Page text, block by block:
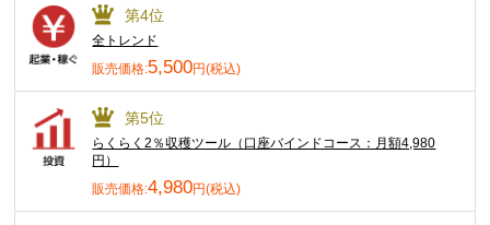
第4位
全トレンド
販売価格:5,500円(税込)
第5位
らくらく2％収穫ツール（口座バインドコース：月額4,980
円）
販売価格:4,980円(税込)